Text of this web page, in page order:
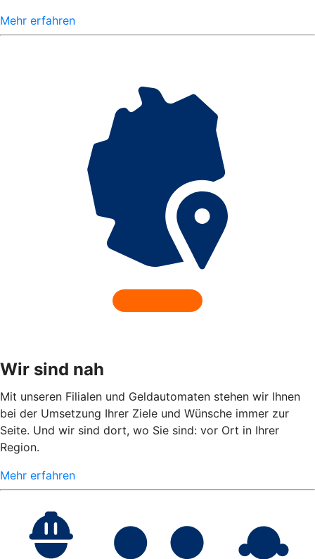
Mehr erfahren
Wir sind nah
Mit unseren Filialen und Geldautomaten stehen wir Ihnen
bei der Umsetzung Ihrer Ziele und Wünsche immer zur
Seite. Und wir sind dort, wo Sie sind: vor Ort in Ihrer
Region.
Mehr erfahren